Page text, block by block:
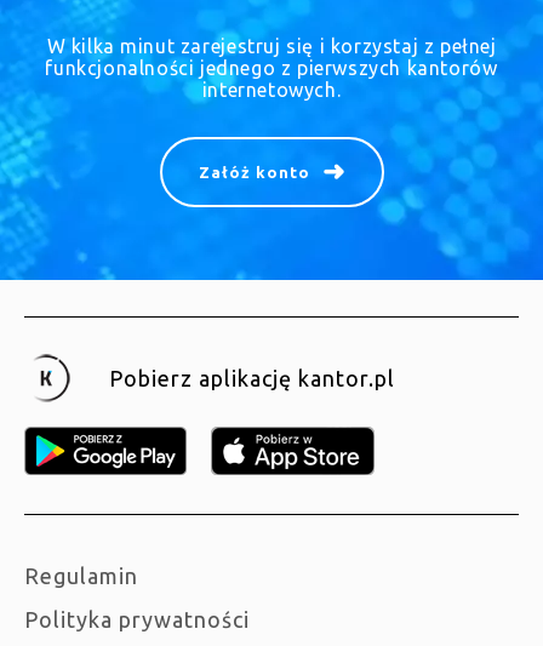
W kilka minut zarejestruj się i korzystaj z pełnej
funkcjonalności jednego z pierwszych kantorów
internetowych.
Załóż konto
Pobierz aplikację kantor.pl
Regulamin
Polityka prywatności